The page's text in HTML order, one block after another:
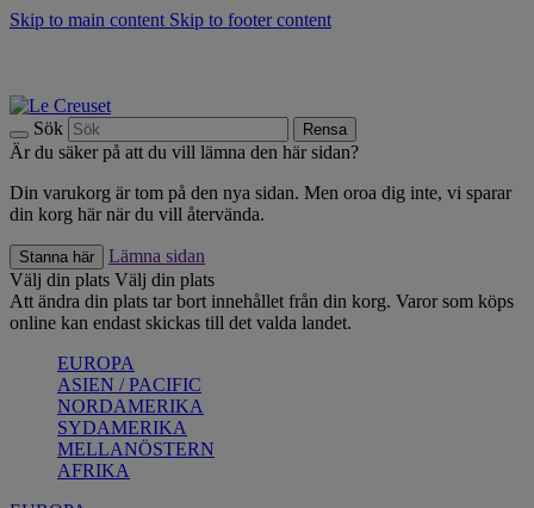
Skip to main content Skip to footer content
Sök Rensa
Är du säker på att du vill lämna den här sidan?
Din varukorg är tom på den nya sidan. Men oroa dig inte, vi sparar
din korg här när du vill återvända.
Stanna här
Lämna sidan
Välj din plats Välj din plats
Att ändra din plats tar bort innehållet från din korg. Varor som köps
online kan endast skickas till det valda landet.
EUROPA
ASIEN / PACIFIC
NORDAMERIKA
SYDAMERIKA
MELLANÖSTERN
AFRIKA